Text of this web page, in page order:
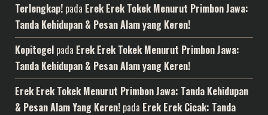
Terlengkap! pada Erek Erek Tokek Menurut Primbon Jawa:
Tanda Kehidupan & Pesan Alam yang Keren!
Kopitogel pada Erek Erek Tokek Menurut Primbon Jawa:
Tanda Kehidupan & Pesan Alam yang Keren!
Erek Erek Tokek Menurut Primbon Jawa: Tanda Kehidupan
& Pesan Alam Yang Keren! pada Erek Erek Cicak: Tanda